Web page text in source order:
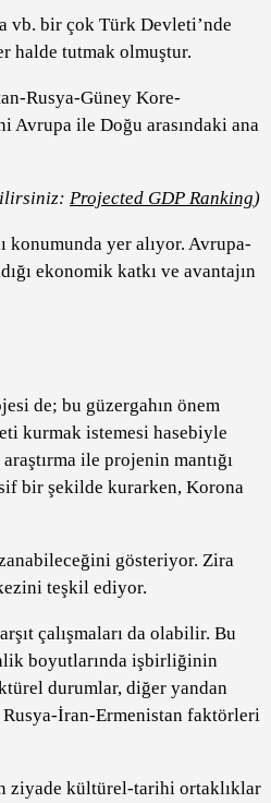
vb. bir çok Türk Devleti’nde
halde tutmak olmuştur.
Rusya-Güney Kore-
Avrupa ile Doğu arasındaki ana
Projected GDP Ranking)
konumunda yer alıyor. Avrupa-
ekonomik katkı ve avantajın
de; bu güzergahın önem
kurmak istemesi hasebiyle
ile projenin mantığı
bir şekilde kurarken, Korona
gösteriyor. Zira
teşkil ediyor.
çalışmaları da olabilir. Bu
boyutlarında işbirliğinin
durumlar, diğer yandan
İran-Ermenistan faktörleri
ziyade kültürel-tarihi ortaklıklar